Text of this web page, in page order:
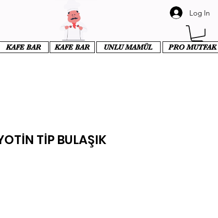
Log In
KAFE BAR KAFE BAR UNLU MAMÜL PRO MUTFAK
TİP BULAŞIK